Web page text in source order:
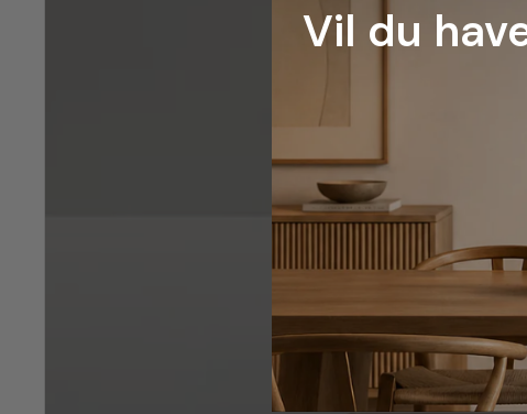
Vil du